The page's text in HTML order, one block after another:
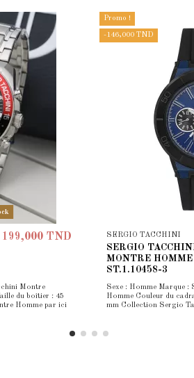
199,000 TND
Montre
du boîtier : 45
Homme par ici
Promo !
-146,000 TND
SERGIO TACCHINI
SERGIO
MONTRE HOMME
ST.1.10458-3
Sexe : Homme Marque
Homme Couleur du
mm Collection Sergio